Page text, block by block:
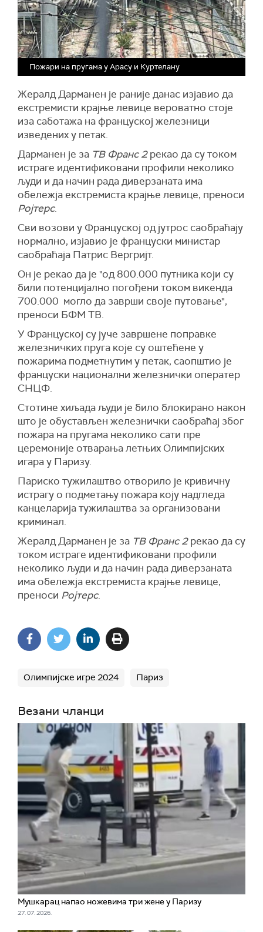
Пожари на пругама у Арасу и Куртелану
Жералд Дарманен је раније данас изјавио да
екстремисти крајње левице вероватно стоје
иза саботажа на француској железници
изведених у петак.
Дарманен је за ТВ Франс 2рекао да су током
истраге идентификовани профили неколико
људи и да начин рада диверзаната има
обележја екстремиста крајње левице, преноси
Ројтерс.
Сви возови у Француској од јутрос саобраћају
нормално, изјавио је француски министар
саобраћаја Патрис Вергријт.
Он је рекао да је "од 800.000 путника који су
били потенцијално погођени током викенда
700.000 могло да заврши своје путовање",
преноси БФМ ТВ.
У Француској су јуче завршене поправке
железничких пруга које су оштећене у
пожарима подметнутим у петак, саопштио је
француски национални железнички оператер
СНЦФ.
Стотине хиљада људи је било блокирано након
што је обустављен железнички саобраћај због
пожара на пругама неколико сати пре
церемоније отварања летњих Олимпијских
игара у Паризу.
Париско тужилаштво отворило је кривичну
истрагу о подметању пожара коју надгледа
канцеларија тужилаштва за организовани
криминал.
Жералд Дарманен је за ТВ Франс 2рекао да су
током истраге идентификовани профили
неколико људи и да начин рада диверзаната
има обележја екстремиста крајње левице,
преноси Ројтерс.
Олимпијске игре 2024 Париз
Везани чланци
Мушкарац напао ножевима три жене у Паризу
27. 07. 2026.